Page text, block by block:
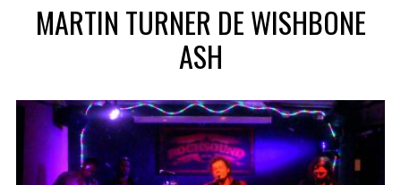
MARTIN TURNER DE WISHBONE
ASH